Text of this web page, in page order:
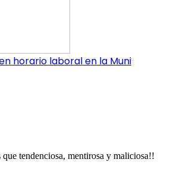
horario laboral en la Muni
tendenciosa, mentirosa y maliciosa!!